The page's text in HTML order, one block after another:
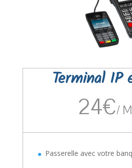
Terminal IP
24€/
Passerelle avec votre